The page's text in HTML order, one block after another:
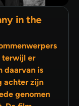
in the
terwijl er
achter zijn